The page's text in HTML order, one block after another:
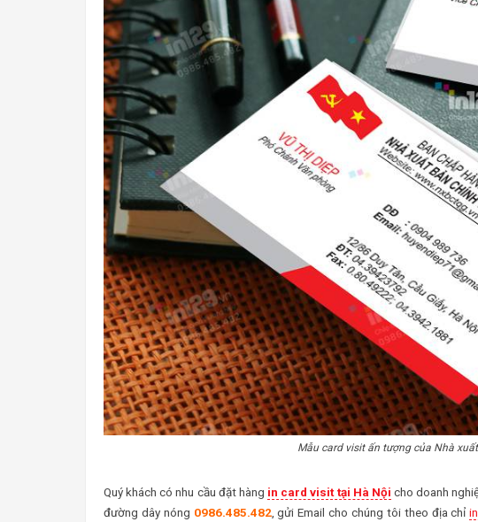
Mẫu card visit ấn tượng của Nhà
Quý khách có nhu cầu đặt hàng in card visit tại Hà Nội cho doanh
đường dây nóng 0986.485.482, gửi Email cho chúng tôi theo địa chỉ